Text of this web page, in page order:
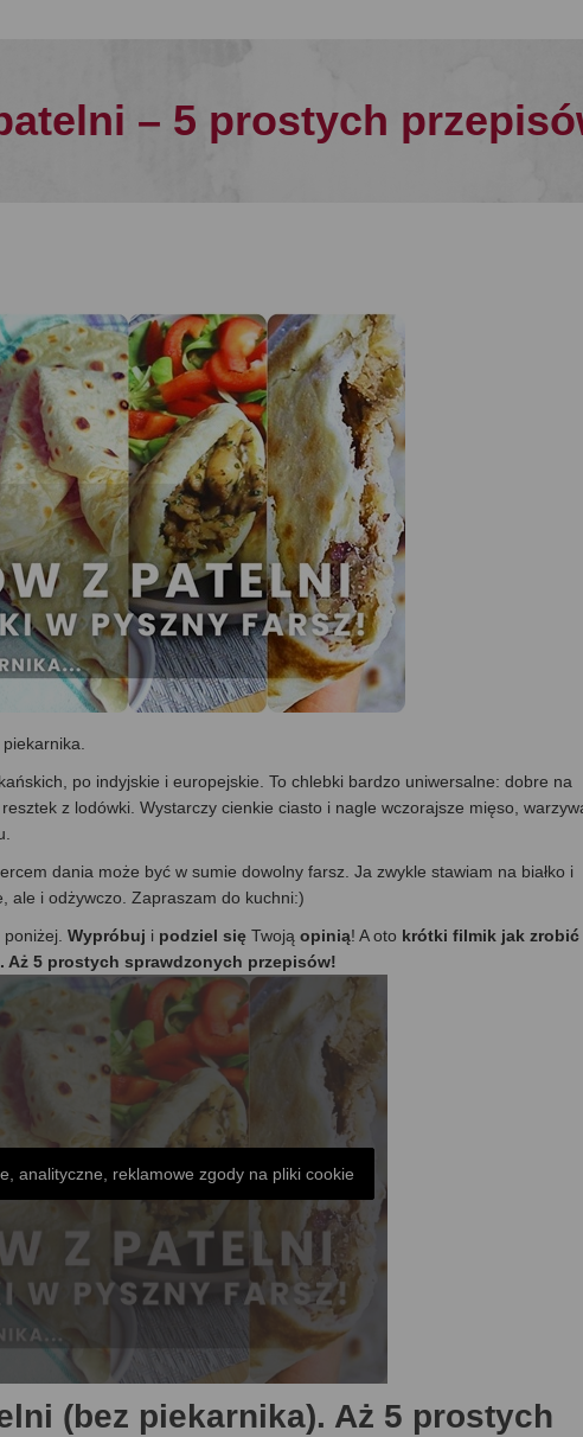
– 5 prostych
po indyjskie i europejskie. To chlebki bardzo uniwersalne: dobre na
z lodówki. Wystarczy cienkie ciasto i nagle wczorajsze mięso,
dania może być w sumie dowolny farsz. Ja zwykle stawiam na białko i
ale i odżywczo. Zapraszam do kuchni:)
poniżej. Wypróbuj i podziel się Twoją opinią! A oto krótki filmik jak zrobić
5 prostych sprawdzonych przepisów!
analityczne, reklamowe zgody na pliki cookie
(bez piekarnika). Aż 5 prostych